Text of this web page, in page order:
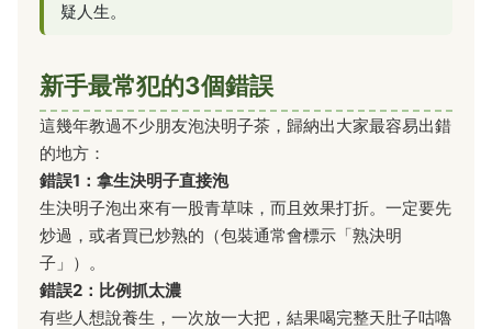
疑人生。
新手最常犯的3個錯誤
這幾年教過不少朋友泡決明子茶，歸納出大家最容易出錯
的地方：
錯誤1：拿生決明子直接泡
生決明子泡出來有一股青草味，而且效果打折。一定要先
炒過，或者買已炒熟的（包裝通常會標示「熟決明
子」）。
錯誤2：比例抓太濃
有些人想說養生，一次放一大把，結果喝完整天肚子咕嚕